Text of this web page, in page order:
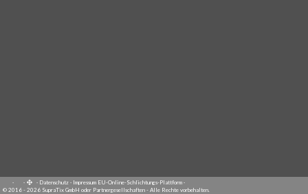
· · · Datenschutz · Impressum EU-Online-Schlichtungs-Plattform ·
© 2016 - 2026 SupraTix GmbH oder Partnergesellschaften - Alle Rechte vorbehalten.